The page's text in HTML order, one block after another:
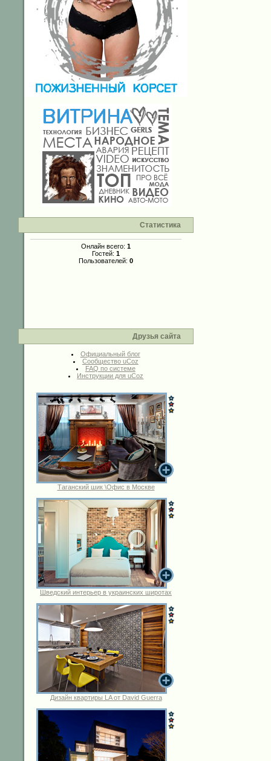
Статистика
Онлайн всего: 1
Гостей: 1
Пользователей: 0
Друзья сайта
Официальный блог
Сообщество uCoz
FAQ по системе
Инструкции для uCoz
Таганский шик \Офис в Москве
Шведский интерьер в украинских широтах
Дизайн квартиры LA от David Guerra